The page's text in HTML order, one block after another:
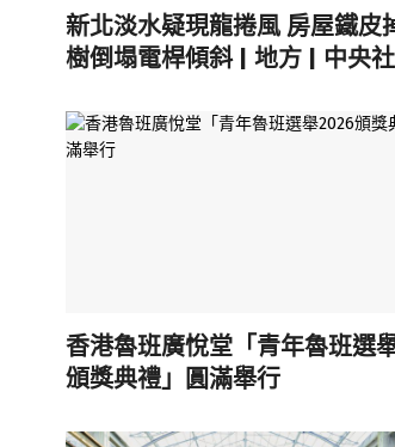
新北淡水疑現龍捲風 房屋鐵皮
樹倒塌電桿傾斜 | 地方 | 中央社
香港魯班廣悅堂「青年魯班選
頒獎典禮」圓滿舉行